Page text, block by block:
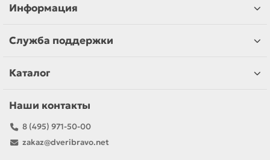
Информация
Служба поддержки
Каталог
Наши контакты
8 (495) 971-50-00
zakaz@dveribravo.net